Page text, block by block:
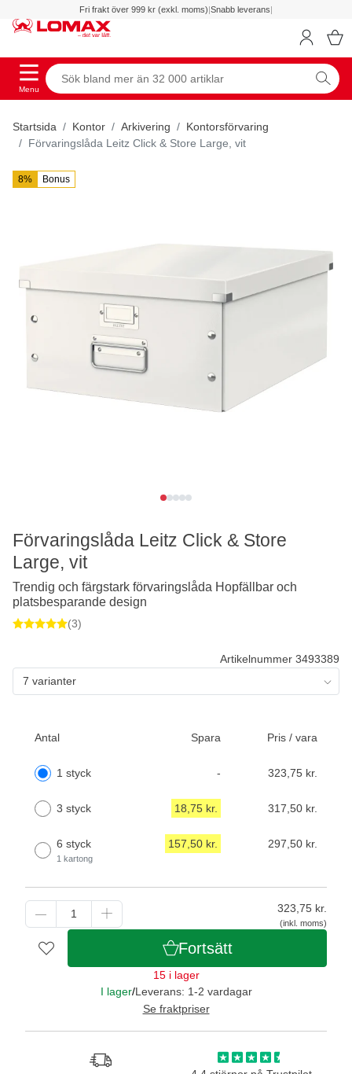
Fri frakt över 999 kr (exkl. moms)|Snabb leverans|
Menu
Startsida Kontor Arkivering
Kontorsförvaring
Förvaringslåda Leitz Click & Store Large, vit
8% Bonus
Artikelnummer 3493389
7 varianter
Antal Spara Pris / vara
1 styck - 323,75 kr.
3 styck 18,75 kr. 317,50 kr.
6 styck
1 kartong
157,50 kr. 297,50 kr.
323,75 kr.
(inkl. moms)
Fortsätt
15 i lager
I lager/Leverans: 1-2 vardagar
Se fraktpriser
Förvaringslåda Leitz Click & Store
Large, vit
Trendig och färgstark förvaringslåda Hopfällbar och
platsbesparande design
(3)